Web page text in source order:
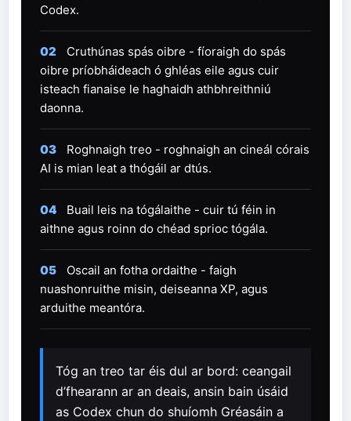
Codex.
02
Cruthúnas spás oibre - fíoraigh do spás
oibre príobháideach ó ghléas eile agus cuir
isteach fianaise le haghaidh athbhreithniú
daonna.
03
Roghnaigh treo - roghnaigh an cineál córais
AI is mian leat a thógáil ar dtús.
04
Buail leis na tógálaithe - cuir tú féin in
aithne agus roinn do chéad sprioc tógála.
05
Oscail an fotha ordaithe - faigh
nuashonruithe misin, deiseanna XP, agus
arduithe meantóra.
Tóg an treo tar éis dul ar bord: ceangail
d’fhearann ​​ar an deais, ansin bain úsáid
as Codex chun do shuíomh Gréasáin a